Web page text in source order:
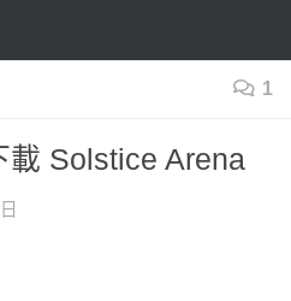
1
載 Solstice Arena